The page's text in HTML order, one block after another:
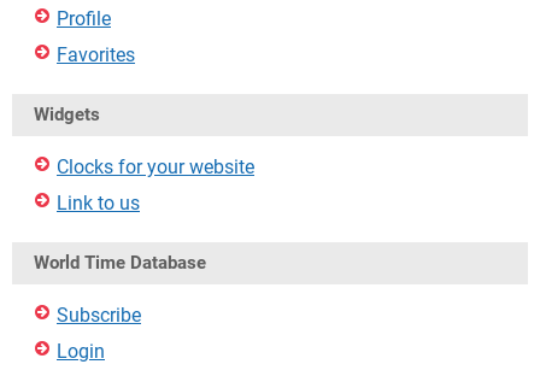
Profile
Favorites
Widgets
Clocks for your website
Link to us
World Time Database
Subscribe
Login